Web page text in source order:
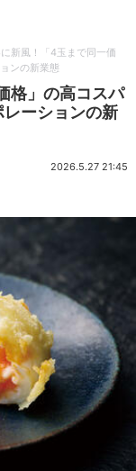
新風！「4玉まで同一価
ンの新業態
格」の高コスパ
ーションの新
2026.5.27 21:45